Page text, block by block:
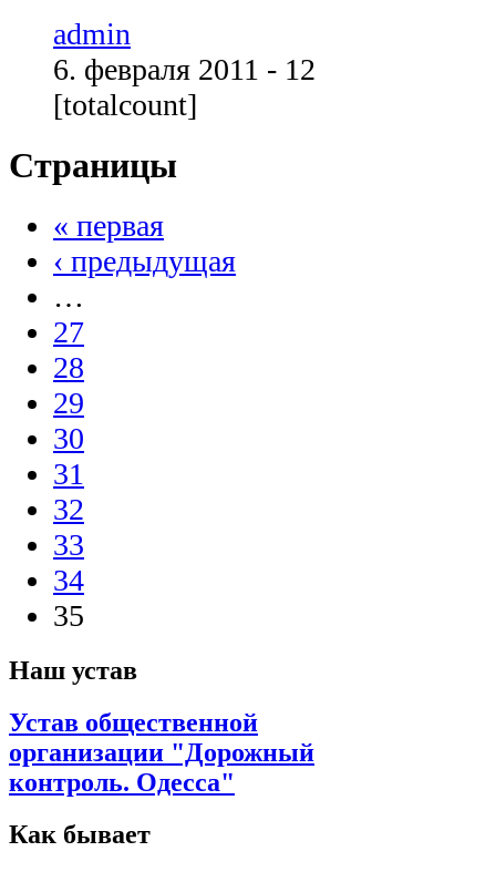
admin
6. февраля 2011 - 12
[totalcount]
Страницы
« первая
‹ предыдущая
…
27
28
29
30
31
32
33
34
35
Наш устав
Устав общественной
организации "Дорожный
контроль. Одесса"
Как бывает